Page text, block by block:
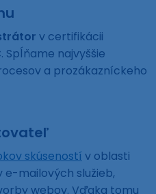
v certifikácii
Spĺňame najvyššie
a prozákazníckeho
skúseností v oblasti
e-mailových služieb,
webov. Vďaka tomu